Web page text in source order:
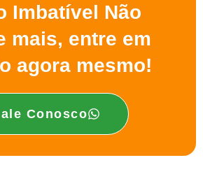
Imbatível Não
mais, entre em
agora mesmo!
Conosco